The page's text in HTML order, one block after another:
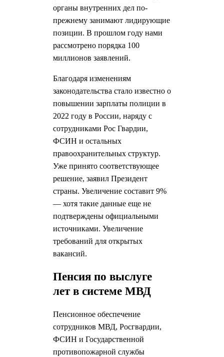
органы внутренних дел по-
прежнему занимают лидирующие
позиции. В прошлом году нами
рассмотрено порядка 100
миллионов заявлений.
Благодаря изменениям
законодательства стало известно о
повышении зарплаты полиции в
2022 году в России, наряду с
сотрудниками Рос Гвардии,
ФСИН и остальных
правоохранительных структур.
Уже принято соответствующее
решение, заявил Президент
страны. Увеличение составит 9%
— хотя такие данные еще не
подтверждены официальными
источниками. Увеличение
требований для открытых
вакансий.
Пенсия по выслуге
лет в системе МВД
Пенсионное обеспечение
сотрудников МВД, Росгвардии,
ФСИН и Государственной
противопожарной службы